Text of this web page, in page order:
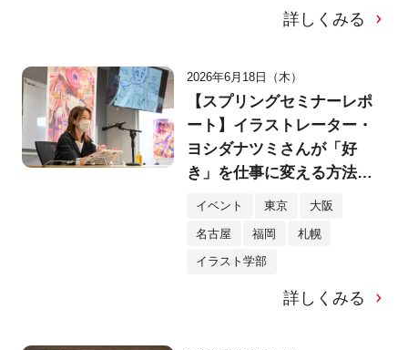
詳しくみる
2026年6月18日（木）
【スプリングセミナーレポ
ート】イラストレーター・
ヨシダナツミさんが「好
き」を仕事に変える方法を
解説。スペシャルライブド
イベント 東京 大阪
名古屋 福岡 札幌
イラスト学部
詳しくみる